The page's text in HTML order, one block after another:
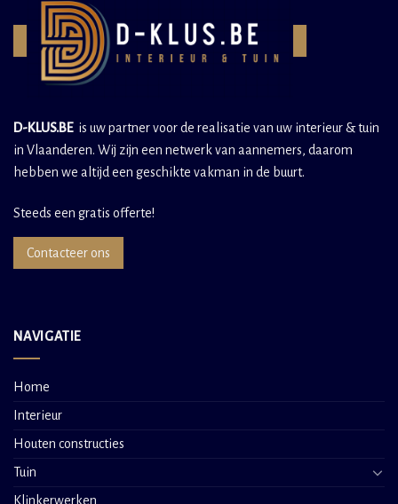
D-KLUS.BEis uw partner voor de realisatie van uw interieur & tuin
in Vlaanderen. Wij zijn een netwerk van aannemers, daarom
hebben we altijd een geschikte vakman in de buurt.
Steeds een gratis offerte!
Contacteer ons
NAVIGATIE
Home
Interieur
Houten constructies
Tuin
Klinkerwerken